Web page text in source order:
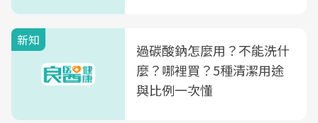
新知
過碳酸鈉怎麼用？不能洗什
麼？哪裡買？5種清潔用途
與比例一次懂